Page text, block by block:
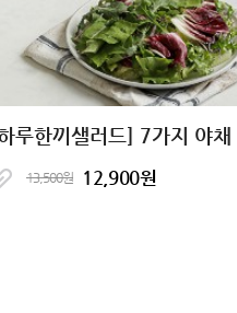
13,500원 12,900원